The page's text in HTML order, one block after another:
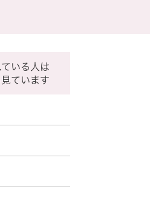
いる人は
ています